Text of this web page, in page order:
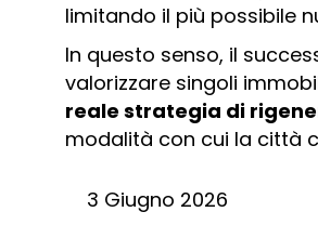
limitando il più possibile
In questo senso, il
valorizzare singoli
reale strategia di
modalità con cui la città
3 Giugno 2026